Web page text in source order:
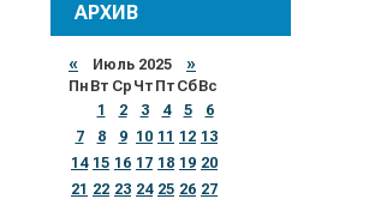
АРХИВ
« Июль 2025 »
Пн Вт Ср Чт Пт Сб Вс
1
2 3 4 5
6
7
8 9 10 11 12 13
14 15 16 17 18 19 20
21 22 23 24 25 26 27